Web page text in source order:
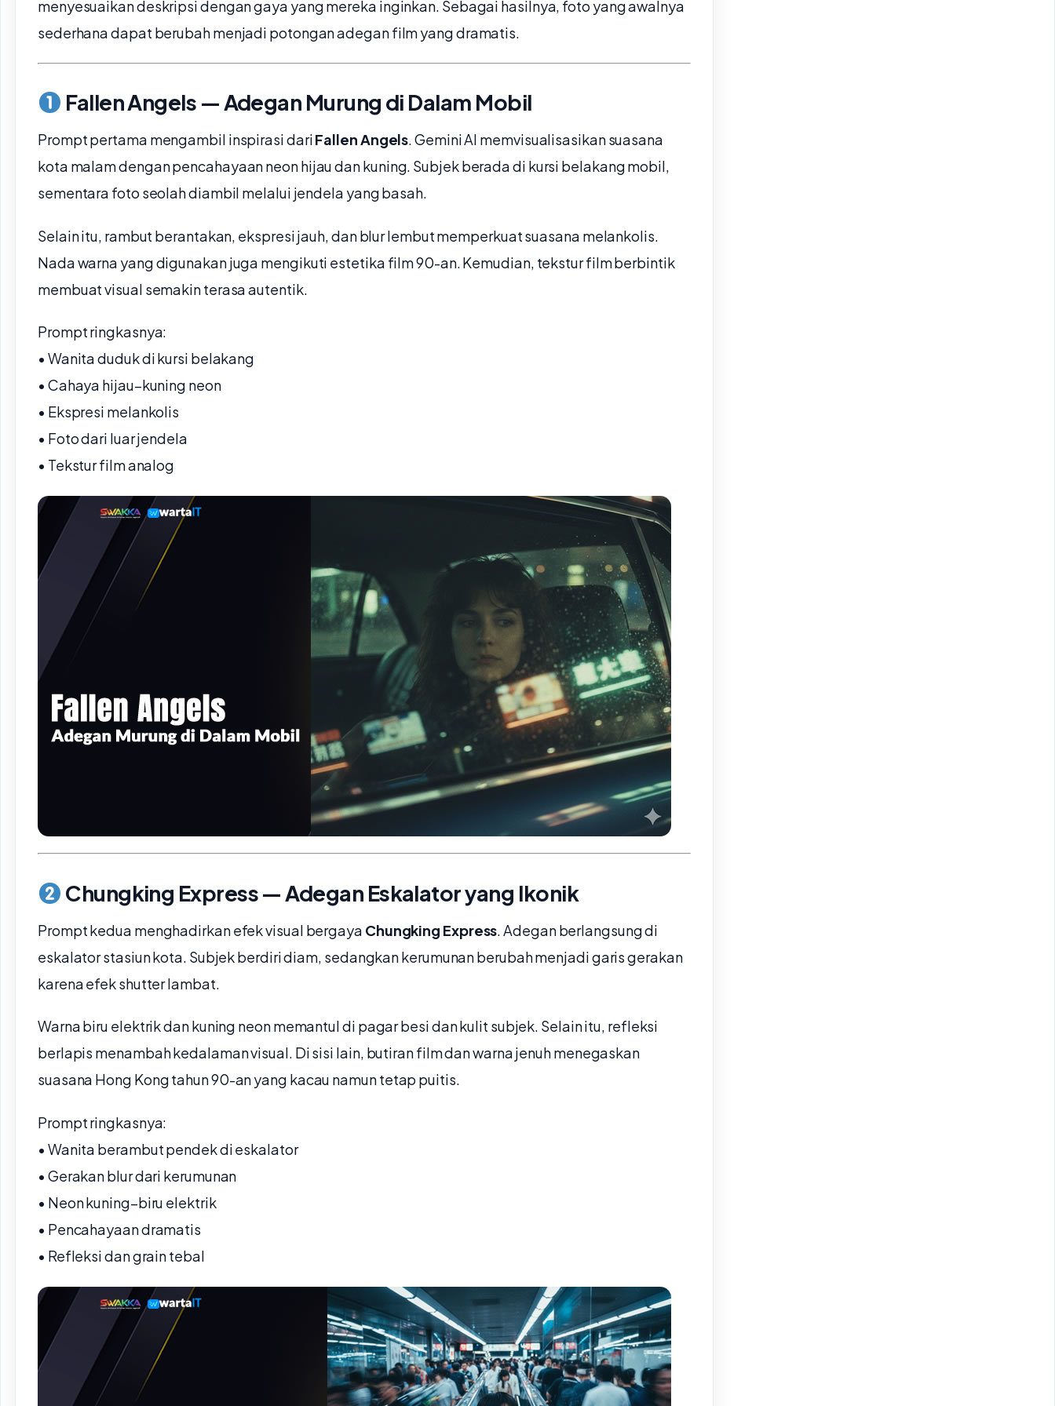
menyesuaikan deskripsi dengan gaya yang mereka inginkan. Sebagai hasilnya, foto yang awalnya
sederhana dapat berubah menjadi potongan adegan film yang dramatis.
Fallen Angels — Adegan Murung di Dalam Mobil
Prompt pertama mengambil inspirasi dariFallen Angels. Gemini AI memvisualisasikan suasana
kota malam dengan pencahayaan neon hijau dan kuning. Subjek berada di kursi belakang mobil,
sementara foto seolah diambil melalui jendela yang basah.
Selain itu, rambut berantakan, ekspresi jauh, dan blur lembut memperkuat suasana melankolis.
Nada warna yang digunakan juga mengikuti estetika film 90-an. Kemudian, tekstur film berbintik
membuat visual semakin terasa autentik.
Prompt ringkasnya:
• Wanita duduk di kursi belakang
• Cahaya hijau–kuning neon
• Ekspresi melankolis
• Foto dari luar jendela
• Tekstur film analog
Chungking Express — Adegan Eskalator yang Ikonik
Prompt kedua menghadirkan efek visual bergaya Chungking Express. Adegan berlangsung di
eskalator stasiun kota. Subjek berdiri diam, sedangkan kerumunan berubah menjadi garis gerakan
karena efek shutter lambat.
Warna biru elektrik dan kuning neon memantul di pagar besi dan kulit subjek. Selain itu, refleksi
berlapis menambah kedalaman visual. Di sisi lain, butiran film dan warna jenuh menegaskan
suasana Hong Kong tahun 90-an yang kacau namun tetap puitis.
Prompt ringkasnya:
• Wanita berambut pendek di eskalator
• Gerakan blur dari kerumunan
• Neon kuning–biru elektrik
• Pencahayaan dramatis
• Refleksi dan grain tebal